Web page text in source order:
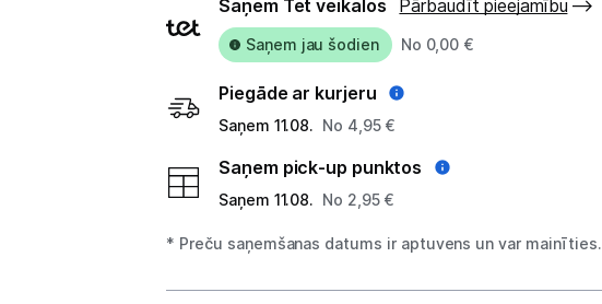
Skaistumkopšana
Sports un atpūta
Ražotāju atjaunota tehnika
Vēlmju saraksts
veidi
Saņem Tet veikalos Pārbaudīt pieejamību
Saņem jau šodien No 0,00 €
Piegāde ar kurjeru
Saņem 11.08. No 4,95 €
Saņem pick-up punktos
Saņem 11.08. No 2,95 €
* Preču saņemšanas datums ir aptuvens un var mainīties.